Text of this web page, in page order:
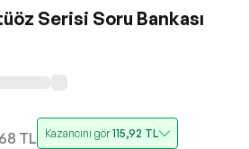
Serisi Soru Bankası
TL Kazancını gör115,92 TL